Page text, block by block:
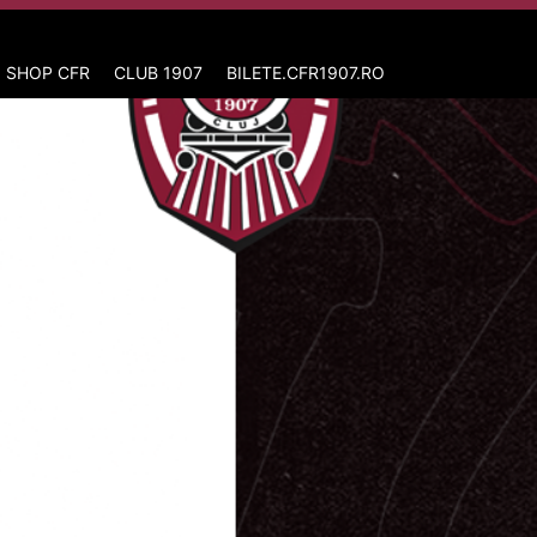
SHOP CFR CLUB 1907 BILETE.CFR1907.RO